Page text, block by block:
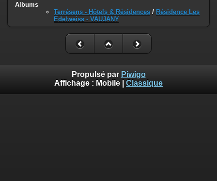
Albums
Terrésens - Hôtels & Résidences / Résidence Les
Edelweiss - VAUJANY
Propulsé par Piwigo
Affichage : Mobile Classique